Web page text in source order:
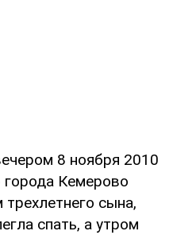
8 ноября 2010
города Кемерово
сына,
спать, а утром